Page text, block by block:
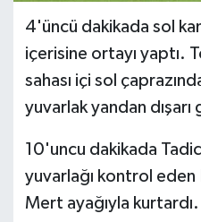
4'üncü dakikada sol
içerisine ortayı yaptı.
sahası içi sol
yuvarlak yandan dışarı
10'uncu dakikada
yuvarlağı kontrol eden
Mert ayağıyla kurtardı.